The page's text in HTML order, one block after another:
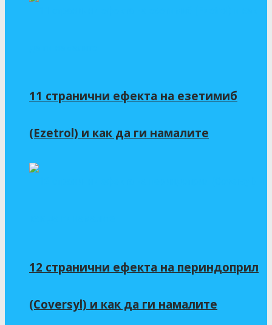
11 странични ефекта на езетимиб
(Ezetrol) и как да ги намалите
12 странични ефекта на периндоприл
(Coversyl) и как да ги намалите